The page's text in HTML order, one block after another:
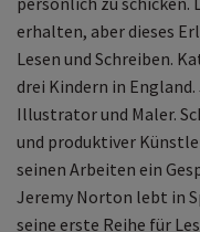
erhalten, aber dieses
Lesen und Schreiben.
drei Kindern in
Illustrator und Maler.
und produktiver
seinen Arbeiten ein
Jeremy Norton lebt in
seine erste Reihe für